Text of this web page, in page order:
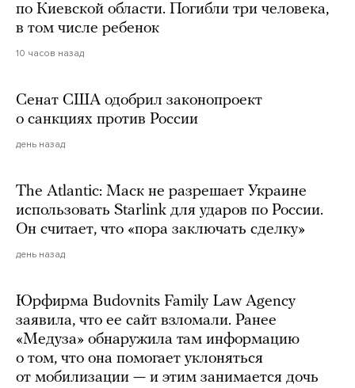
по Киевской области. Погибли три человека,
в том числе ребенок
10 часов назад
Сенат США одобрил законопроект
о санкциях против России
день назад
The Atlantic: Маск не разрешает Украине
использовать Starlink для ударов по России.
Он считает, что «пора заключать сделку»
день назад
Юрфирма Budovnits Family Law Agency
заявила, что ее сайт взломали. Ранее
«Медуза» обнаружила там информацию
о том, что она помогает уклоняться
от мобилизации — и этим занимается дочь